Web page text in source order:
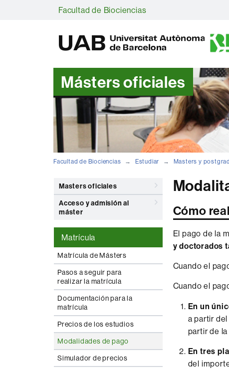
Facultad de Biociencias
Másters oficiales
Facultad de Biociencias Estudiar Masters y
Masters oficiales
Acceso y admisión al
máster
Matrícula
Matrícula de Másters
Pasos a seguir para
realizar la matrícula
Documentación para la
matrícula
Precios de los estudios
Modalidades de pago
Simulador de precios
Cómo
El pago de la
y doctorados
Cuando el
Cuando el
En un
a partir
partir de
En tres
del